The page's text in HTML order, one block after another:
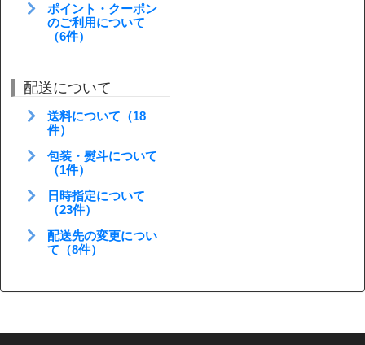
ポイント・クーポン
のご利用について
（6件）
配送について
送料について（18
件）
包装・熨斗について
（1件）
日時指定について
（23件）
配送先の変更につい
て（8件）